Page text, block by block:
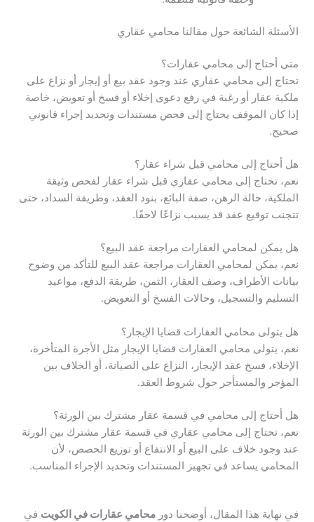
الأسئلة الشائعة حول مقالنا محامي عقاري
متى أحتاج إلى محامي عقارات؟
تحتاج إلى محامي عقاري عند وجود عقد بيع أو إيجار أو نزاع على
ملكية عقار أو رغبة في رفع دعوى إخلاء أو فسخ أو تعويض، خاصة
إذا كان الموقف يحتاج إلى فحص مستندات وتحديد إجراء قانوني
صحيح.
هل أحتاج إلى محامي قبل شراء عقار؟
نعم، تحتاج إلى محامي عقاري قبل شراء عقار لفحص وثيقة
الملكية، حالة الرهن، صفة البائع، بنود العقد، وطريقة السداد، حتى
تتجنب توقيع عقد قد يسبب نزاعًا لاحقًا.
هل يمكن لمحامي العقارات مراجعة عقد البيع؟
نعم، يمكن لمحامي العقارات مراجعة عقد البيع للتأكد من وضوح
بيانات الأطراف، وصف العقار، الثمن، طريقة الدفع، مواعيد
التسليم والتسجيل، وحالات الفسخ أو التعويض.
هل يتولى محامي العقارات قضايا الإيجار؟
نعم، يتولى محامي العقارات قضايا الإيجار مثل الأجرة المتأخرة،
الإخلاء، فسخ عقد الإيجار، النزاع على الصيانة، أو الخلاف بين
المؤجر والمستأجر حول شروط العقد.
هل أحتاج إلى محامي في قسمة عقار مشترك بين الورثة؟
نعم، تحتاج إلى محامي عقاري في قسمة عقار مشترك بين الورثة
عند وجود خلاف على البيع أو الانتفاع أو توزيع الحصص، لأن
المحامي يساعد في تجهيز المستندات وتحديد الإجراء المناسب.
في نهاية هذا المقال، أوضحنا دورمحامي عقارات في الكويت في